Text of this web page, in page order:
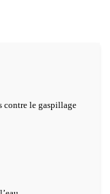
contre le gaspillage